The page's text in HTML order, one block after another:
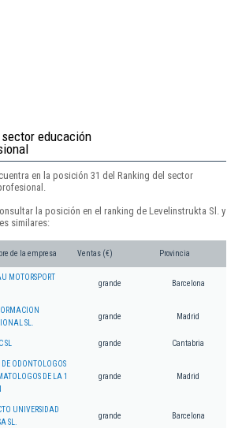
educación
en la posición 31 del Ranking del sector
la posición en el ranking de Levelinstrukta Sl. y
similares:
de la empresa Ventas (€) Provincia
MOTORSPORT
grande Barcelona
SL.
grande Madrid
SL grande Cantabria
DE ODONTOLOGOS
DE LA 1
grande Madrid
UNIVERSIDAD
SL.
grande Barcelona